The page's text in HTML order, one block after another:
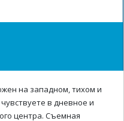
на западном, тихом и
в дневное и
центра. Съемная